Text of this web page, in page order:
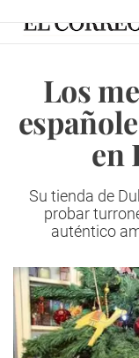
Los
en
Su tienda de
probar
auténtico